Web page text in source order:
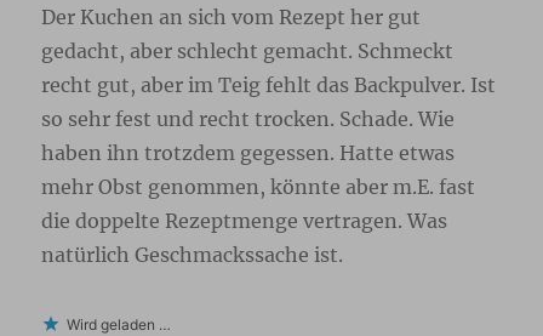
Der Kuchen an sich vom Rezept her gut
gedacht, aber schlecht gemacht. Schmeckt
recht gut, aber im Teig fehlt das Backpulver. Ist
so sehr fest und recht trocken. Schade. Wie
haben ihn trotzdem gegessen. Hatte etwas
mehr Obst genommen, könnte aber m.E. fast
die doppelte Rezeptmenge vertragen. Was
natürlich Geschmackssache ist.
Wird geladen …